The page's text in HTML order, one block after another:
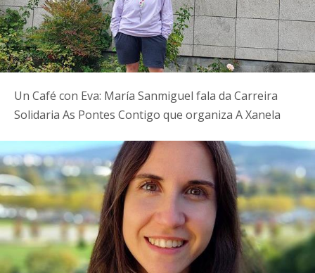
Un Café con Eva: María Sanmiguel fala da Carreira
Solidaria As Pontes Contigo que organiza A Xanela